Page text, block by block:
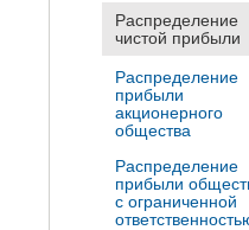
Распределение
чистой прибыли
Распределение
прибыли
акционерного
общества
Распределение
прибыли
с ограниченной